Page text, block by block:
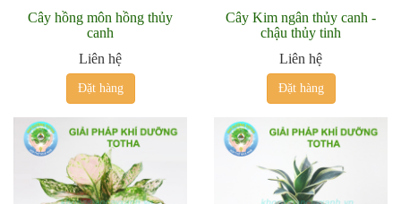
Cây hồng môn hồng thủy
canh
Liên hệ
Đặt hàng
Cây Kim ngân thủy canh -
chậu thủy tinh
Liên hệ
Đặt hàng